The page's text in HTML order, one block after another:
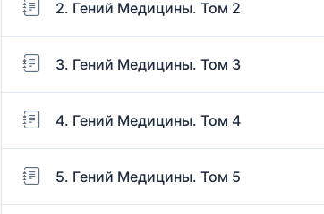
2. Гений Медицины. Том 2
3. Гений Медицины. Том 3
4. Гений Медицины. Том 4
5. Гений Медицины. Том 5